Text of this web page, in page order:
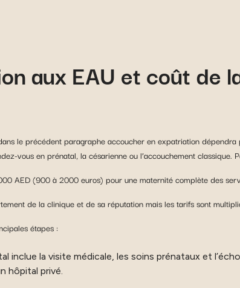
aux EAU et coût de
le précédent paragraphe accoucher en expatriation
vous en prénatal, la césarienne ou l’accouchement
AED (900 à 2000 euros) pour une maternité complète des
de la clinique et de sa réputation mais les tarifs sont
étapes :
inclue la visite médicale, les soins prénataux et
hôpital privé.